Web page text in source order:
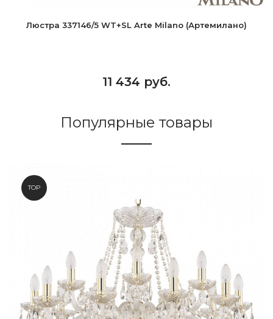
Люстра 337146/5 WT+SL Arte Milano (Артемилано)
11 434 руб.
Популярные товары
TOP